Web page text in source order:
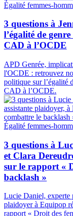
Égalité femmes-
3 questions à
l’égalité de
CAD à l’OCDE
APD Genrée,
l'OCDE : retrouvez
politique sur l’égalité
CAD à l’OCDE.
Égalité femmes-
3 questions à
et Clara
sur le rapport «
backlash »
Lucie Daniel, experte
plaidoyer à Equipop
rapport « Droit des